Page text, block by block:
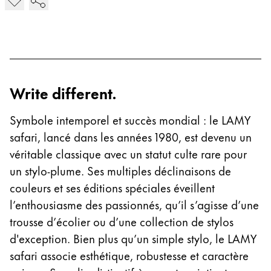
À propos de votre commande
FR/FR
Global
La région « Global » couvre les pays où Lamy
Europe
Cette région répertorie les pays et les langues
Greece
Ελληνικά
Poland
Créer un compte
Créer un compte
Write different.
Symbole intemporel et succès mondial : le LAMY
safari, lancé dans les années 1980, est devenu un
véritable classique avec un statut culte rare pour
un stylo-plume. Ses multiples déclinaisons de
couleurs et ses éditions spéciales éveillent
l’enthousiasme des passionnés, qu’il s’agisse d’une
trousse d’écolier ou d’une collection de stylos
d'exception. Bien plus qu’un simple stylo, le LAMY
safari associe esthétique, robustesse et caractère